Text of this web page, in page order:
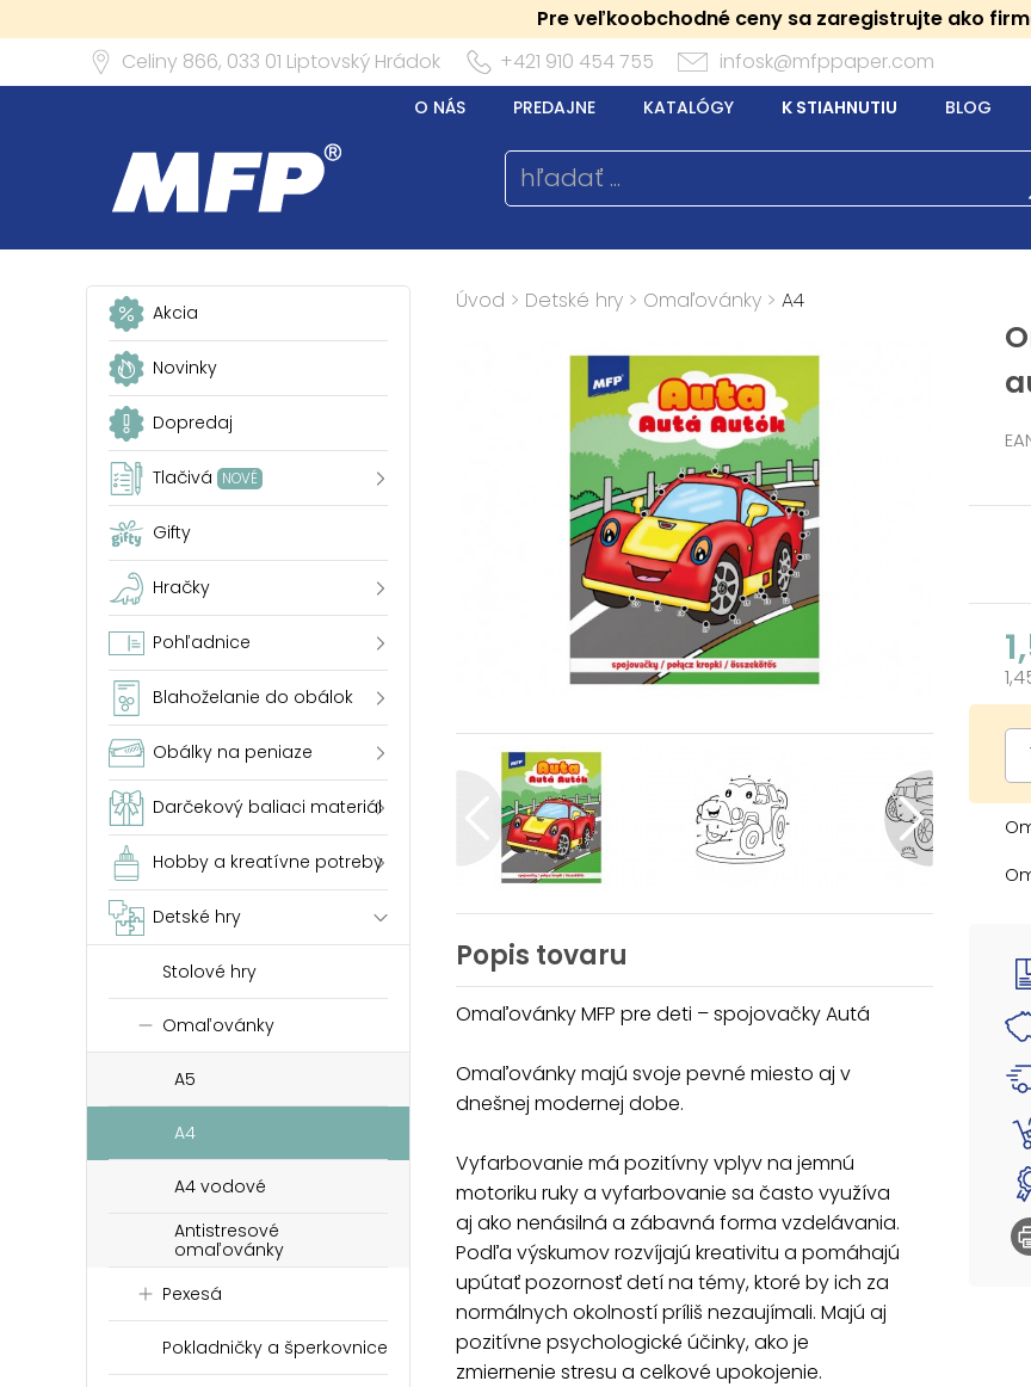
Pre veľkoobchodné ceny sa zaregistrujte ako
Celiny 866, 033 01 Liptovský Hrádok +421 910 454 755 infosk@mfppaper.com
O NÁS PREDAJNE KATALÓGY K STIAHNUTIU BLOG
Akcia
Novinky
Dopredaj
Tlačivá NOVÉ
Gifty
Hračky
Pohľadnice
Blahoželanie do obálok
Obálky na peniaze
Darčekový baliaci materiál
Hobby a kreatívne potreby
Detské hry
Stolové hry
Omaľovánky
A5
A4
A4 vodové
Antistresové
omaľovánky
Pexesá
Pokladničky a šperkovnice
Úvod > Detské hry > Omaľovánky > A4
a
Popis tovaru
Omaľovánky MFP pre deti – spojovačky Autá
Omaľovánky majú svoje pevné miesto aj v
dnešnej modernej dobe.
Vyfarbovanie má pozitívny vplyv na jemnú
motoriku ruky a vyfarbovanie sa často využíva
aj ako nenásilná a zábavná forma vzdelávania.
Podľa výskumov rozvíjajú kreativitu a pomáhajú
upútať pozornosť detí na témy, ktoré by ich za
normálnych okolností príliš nezaujímali. Majú aj
pozitívne psychologické účinky, ako je
zmiernenie stresu a celkové upokojenie.